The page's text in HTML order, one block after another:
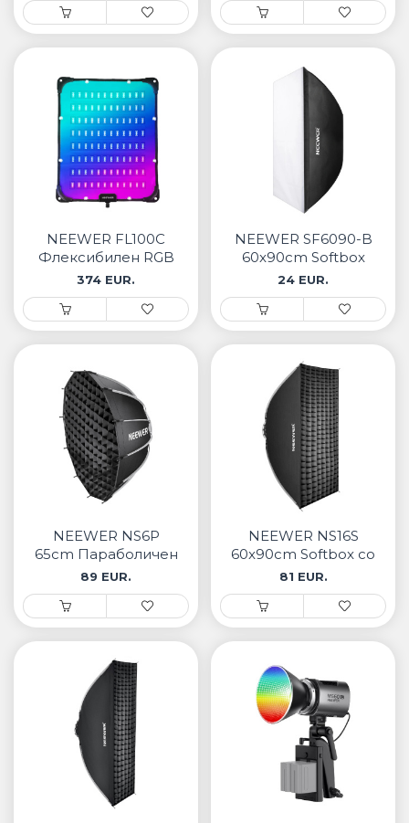
NEEWER FL100C
Флексибилен RGB
LED Панел за
осветлување
374 EUR.
NEEWER SF6090-B
60x90cm Softbox
24 EUR.
NEEWER NS6P
65cm Параболичен
Softbox
89 EUR.
NEEWER NS16S
60x90cm Softbox со
grid и брзо
отворање
81 EUR.
• Apple watch
• Galaxy watch
• Останато
PLAYSTATION
AIRTAGS
ПРОЕКТОРИ